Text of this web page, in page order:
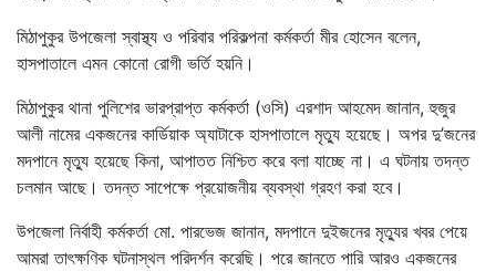
মিঠাপুকুর উপজেলা স্বাস্থ্য ও পরিবার পরিকল্পনা কর্মকর্তা মীর হোসেন বলেন,
হাসপাতালে এমন কোনো রোগী ভর্তি হয়নি।
মিঠাপুকুর থানা পুলিশের ভারপ্রাপ্ত কর্মকর্তা (ওসি) এরশাদ আহমেদ জানান, হুজুর
আলী নামের একজনের কার্ডিয়াক অ্যাটাকে হাসপাতালে মৃত্যু হয়েছে। অপর দু’জনের
মদপানে মৃত্যু হয়েছে কিনা, আপাতত নিশ্চিত করে বলা যাচ্ছে না। এ ঘটনায় তদন্ত
চলমান আছে। তদন্ত সাপেক্ষে প্রয়োজনীয় ব্যবস্থা গ্রহণ করা হবে।
উপজেলা নির্বাহী কর্মকর্তা মো. পারভেজ জানান, মদপানে দুইজনের মৃত্যুর খবর পেয়ে
আমরা তাৎক্ষণিক ঘটনাস্থল পরিদর্শন করেছি। পরে জানতে পারি আরও একজনের